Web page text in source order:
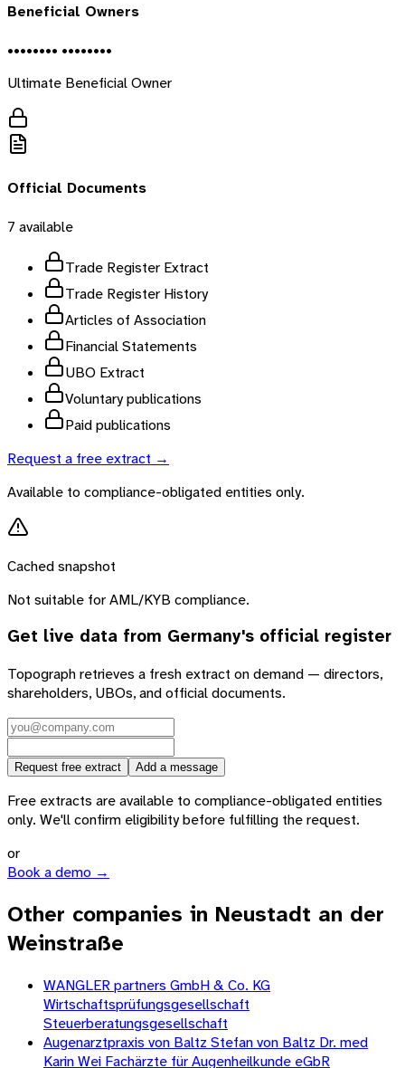
Beneficial Owners
•••••••• ••••••••
Ultimate Beneficial Owner
Official Documents
7 available
Trade Register Extract
Trade Register History
Articles of Association
Financial Statements
UBO Extract
Voluntary publications
Paid publications
Request a free extract →
Available to compliance-obligated entities only.
Cached snapshot
Not suitable for AML/KYB compliance.
Get live data from Germany's official register
Topograph retrieves a fresh extract on demand — directors,
shareholders, UBOs, and official documents.
Request free extract Add a message
Free extracts are available to compliance-obligated entities
only. We'll confirm eligibility before fulfilling the request.
or
Book a demo →
Other companies in Neustadt an der
Weinstraße
WANGLER partners GmbH & Co. KG
Wirtschaftsprüfungsgesellschaft
Steuerberatungsgesellschaft
Augenarztpraxis von Baltz Stefan von Baltz Dr. med
Karin Wei Fachärzte für Augenheilkunde eGbR